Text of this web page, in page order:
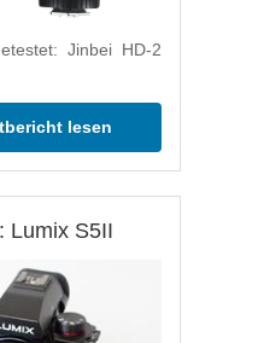
Jinbei HD-2
lesen
Lumix S5II